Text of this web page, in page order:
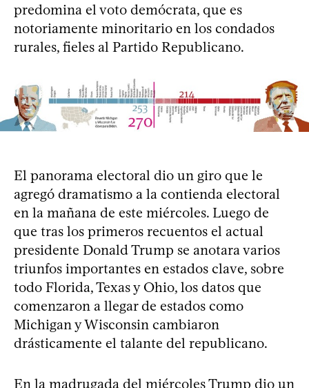
predomina el voto demócrata, que es
notoriamente minoritario en los condados
rurales, fieles al Partido Republicano.
El panorama electoral dio un giro que le
agregó dramatismo a la contienda electoral
en la mañana de este miércoles. Luego de
que tras los primeros recuentos el actual
presidente Donald Trump se anotara varios
triunfos importantes en estados clave, sobre
todo Florida, Texas y Ohio, los datos que
comenzaron a llegar de estados como
Michigan y Wisconsin cambiaron
drásticamente el talante del republicano.
En la madrugada del miércolesTrump dio un